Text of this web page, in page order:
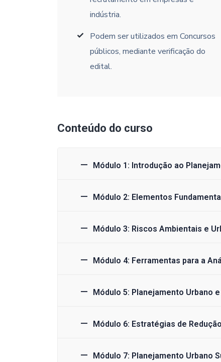
indústria.
Podem ser utilizados em Concursos
públicos, mediante verificação do
edital.
Conteúdo do curso
Módulo 1: Introdução ao
Módulo 2: Elementos
Módulo 3: Riscos Ambientais e
Módulo 4: Ferramentas para a
Módulo 5: Planejamento Urbano
Módulo 6: Estratégias de
Módulo 7: Planejamento Urbano